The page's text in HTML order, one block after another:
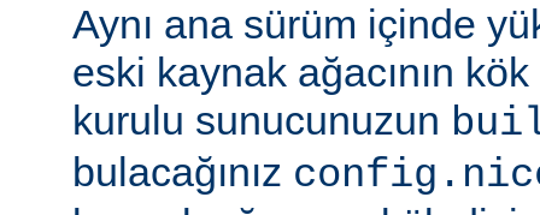
Aynı ana sürüm içinde
eski kaynak ağacının
kurulu sunucunuzun
bulacağınız